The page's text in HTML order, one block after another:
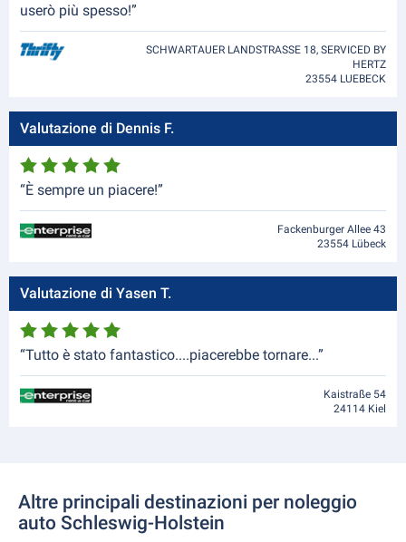
userò più spesso!”
SCHWARTAUER LANDSTRASSE 18, SERVICED BY
HERTZ
23554 LUEBECK
Valutazione di Dennis F.
“È sempre un piacere!”
Fackenburger Allee 43
23554 Lübeck
Valutazione di Yasen T.
“Tutto è stato fantastico....piacerebbe tornare...”
Kaistraße 54
24114 Kiel
Altre principali destinazioni per noleggio
auto Schleswig-Holstein